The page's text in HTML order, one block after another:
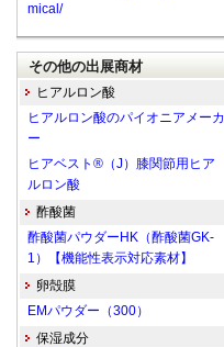
mical/
その他の出展商材
ヒアルロン酸
ヒアルロン酸のパイオニアメーカ
ー
ヒアベスト®（J）膝関節用ヒア
ルロン酸
酢酸菌
酢酸菌パウダーHK（酢酸菌GK-
1）【機能性表示対応素材】
卵殻膜
EMパウダー（300）
保湿成分